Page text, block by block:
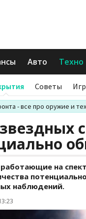
Авто Техно
Советы
- все про оружие и
на
наблюдений.